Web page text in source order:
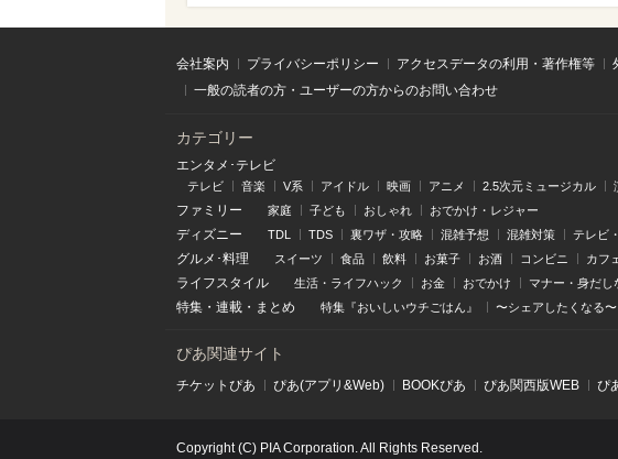
会社案内 プライバシーポリシー アクセスデータの利用・著作権等
一般の読者の方・ユーザーの方からのお問い合わせ
カテゴリー
エンタメ･テレビ
テレビ 音楽 V系 アイドル 映画 アニメ 2.5次元ミュージカル
ファミリー 家庭 子ども おしゃれ おでかけ・レジャー
ディズニー TDL TDS 裏ワザ・攻略 混雑予想 混雑対策 テレビ
グルメ･料理 スイーツ 食品 飲料 お菓子 お酒 コンビニ カフ
ライフスタイル 生活・ライフハック お金 おでかけ マナー・身だし
特集 ・ 連載 ・ まとめ 特集『おいしいウチごはん』 〜シェアしたくなる
ぴあ関連サイト
チケットぴあ ぴあ(アプリ&Web) BOOKぴあ ぴあ関⻄版WEB ぴ
Copyright (C) PIA Corporation. All Rights Reserved.